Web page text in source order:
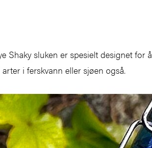
Shaky sluken er spesielt designet for å
i ferskvann eller sjøen også.